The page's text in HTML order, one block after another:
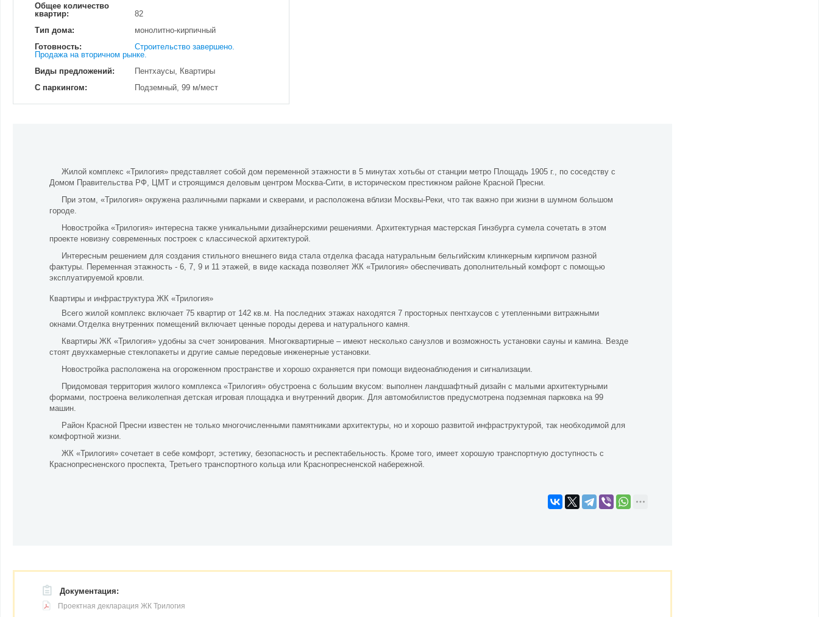
Общее количество
квартир:
82
Тип дома:
монолитно-кирпичный
Готовность:
Строительство завершено.
Продажа на вторичном рынке.
Виды предложений:
Пентхаусы, Квартиры
С паркингом:
Подземный, 99 м/мест
Жилой комплекс «Трилогия» представляет собой дом переменной этажности в 5 минутах хотьбы от станции метро Площадь 1905 г., по соседству с
Домом Правительства РФ, ЦМТ и строящимся деловым центром Москва-Сити, в историческом престижном районе Красной Пресни.
При этом, «Трилогия» окружена различными парками и скверами, и расположена вблизи Москвы-Реки, что так важно при жизни в шумном большом
городе.
Новостройка «Трилогия» интересна также уникальными дизайнерскими решениями. Архитектурная мастерская Гинзбурга сумела сочетать в этом
проекте новизну современных построек с классической архитектурой.
Интересным решением для создания стильного внешнего вида стала отделка фасада натуральным бельгийским клинкерным кирпичом разной
фактуры. Переменная этажность - 6, 7, 9 и 11 этажей, в виде каскада позволяет ЖК «Трилогия» обеспечивать дополнительный комфорт с помощью
эксплуатируемой кровли.
Квартиры и инфраструктура ЖК «Трилогия»
Всего жилой комплекс включает 75 квартир от 142 кв.м. На последних этажах находятся 7 просторных пентхаусов с утепленными витражными
окнами.Отделка внутренних помещений включает ценные породы дерева и натурального камня.
Квартиры ЖК «Трилогия» удобны за счет зонирования. Многоквартирные – имеют несколько санузлов и возможность установки сауны и камина. Везде
стоят двухкамерные стеклопакеты и другие самые передовые инженерные установки.
Новостройка расположена на огороженном пространстве и хорошо охраняется при помощи видеонаблюдения и сигнализации.
Придомовая территория жилого комплекса «Трилогия» обустроена с большим вкусом: выполнен ландшафтный дизайн с малыми архитектурными
формами, построена великолепная детская игровая площадка и внутренний дворик. Для автомобилистов предусмотрена подземная парковка на 99
машин.
Район Красной Пресни известен не только многочисленными памятниками архитектуры, но и хорошо развитой инфраструктурой, так необходимой для
комфортной жизни.
ЖК «Трилогия» сочетает в себе комфорт, эстетику, безопасность и респектабельность. Кроме того, имеет хорошую транспортную доступность с
Краснопресненского проспекта, Третьего транспортного кольца или Краснопресненской набережной.
Документация:
Проектная декларация ЖК Трилогия